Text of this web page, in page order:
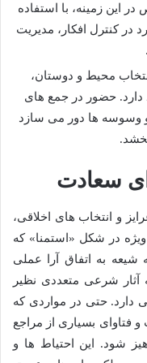
این زمینه، با استفاده
در کنترل افکار، مدیریت
محیط و دوستان،
حضور در جمع های
و وسوسه ها دور می سازد
سعادت
و انتخاب های اخلاقی،
ویژه در شکل «استمنا» که
به اتفاق آرا عملی
شرعی متعددی نظیر
دارد. حتی در مواردی که
فتاوای بسیاری از مراجع
شود. این احتیاط ها و